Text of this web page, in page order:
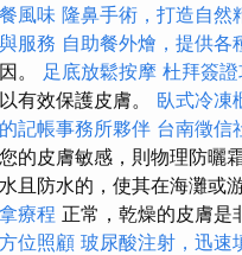
餐風味 隆鼻手術，打造自然
與服務 自助餐外燴，提供各
因。 足底放鬆按摩 杜拜簽
以有效保護皮膚。 臥式冷凍
的記帳事務所夥伴 台南徵信
您的皮膚敏感，則物理防曬
水且防水的，使其在海灘或
拿療程 正常，乾燥的皮膚是
方位照顧 玻尿酸注射，迅速